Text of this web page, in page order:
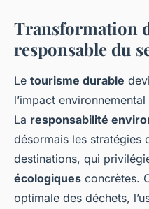
Transformation
responsable du
Le tourisme durable
l’impact
La responsabilité
désormais les stratégies
destinations, qui
écologiques concrètes.
optimale des déchets,